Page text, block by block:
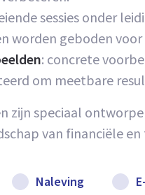
sessies onder
worden geboden
: concrete
om meetbare
zijn speciaal
van financiële
Naleving